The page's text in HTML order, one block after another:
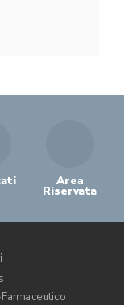
Area
Riservata